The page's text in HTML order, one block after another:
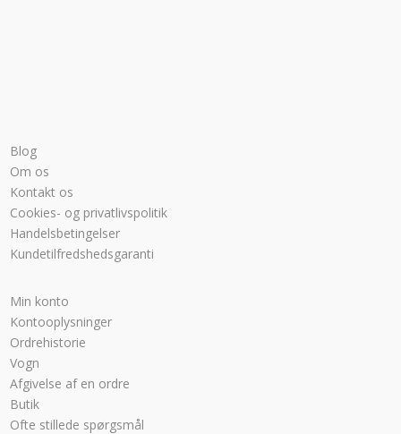
Blog
Om os
Kontakt os
Cookies- og privatlivspolitik
Handelsbetingelser
Kundetilfredshedsgaranti
Min konto
Kontooplysninger
Ordrehistorie
Vogn
Afgivelse af en ordre
Butik
Ofte stillede spørgsmål